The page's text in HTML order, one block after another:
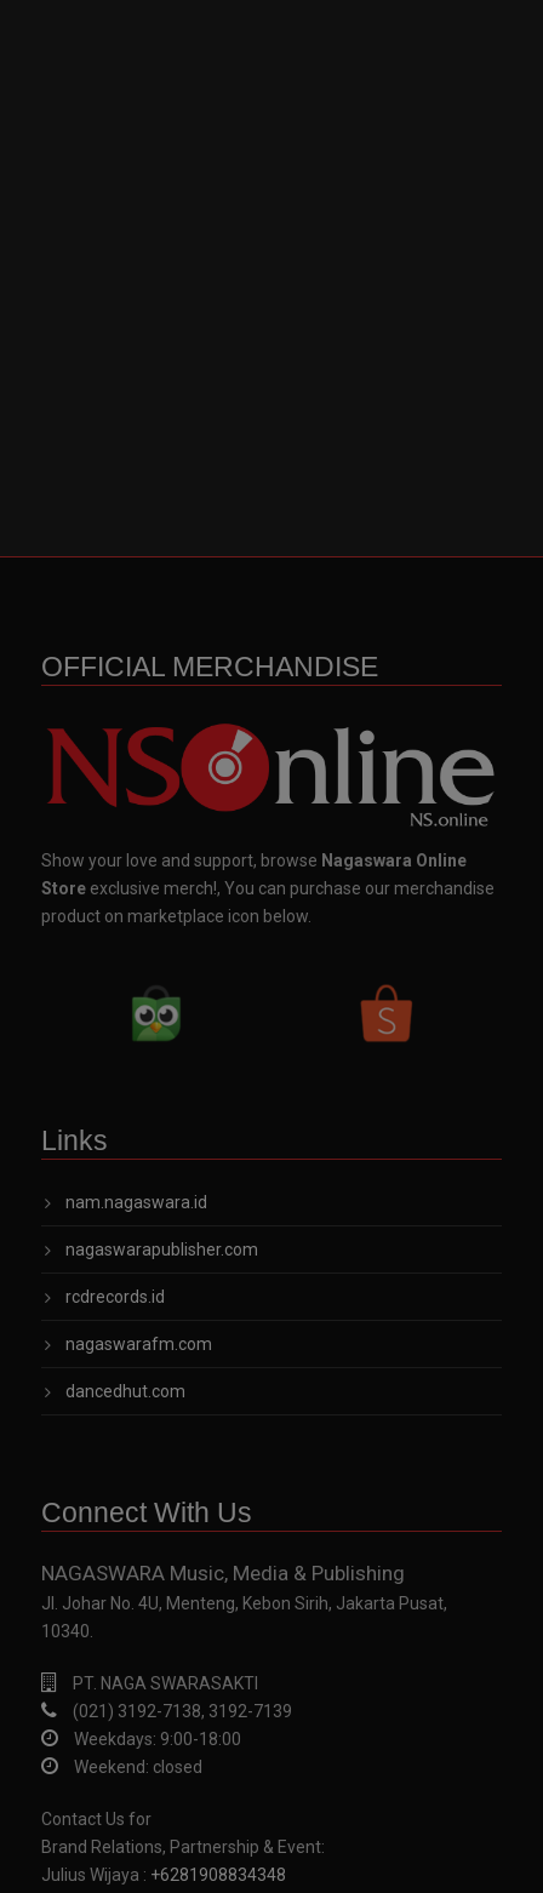
OFFICIAL MERCHANDISE
Show your love and support, browse Nagaswara Online
Store exclusive merch!, You can purchase our merchandise
product on marketplace icon below.
Links
nam.nagaswara.id
nagaswarapublisher.com
rcdrecords.id
nagaswarafm.com
dancedhut.com
Connect With Us
NAGASWARA Music, Media & Publishing
Jl. Johar No. 4U, Menteng, Kebon Sirih, Jakarta Pusat,
10340.
PT. NAGA SWARASAKTI
(021) 3192-7138, 3192-7139
Weekdays: 9:00-18:00
Weekend: closed
Contact Us for
Brand Relations, Partnership & Event:
Julius Wijaya : +6281908834348